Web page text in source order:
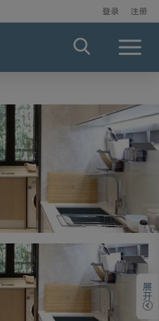
登录 注册
Menu
展开